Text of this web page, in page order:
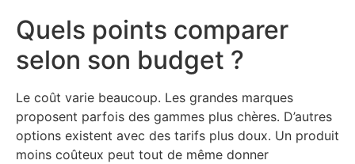
Quels points comparer
selon son budget ?
Le coût varie beaucoup. Les grandes marques
proposent parfois des gammes plus chères. D’autres
options existent avec des tarifs plus doux. Un produit
moins coûteux peut tout de même donner